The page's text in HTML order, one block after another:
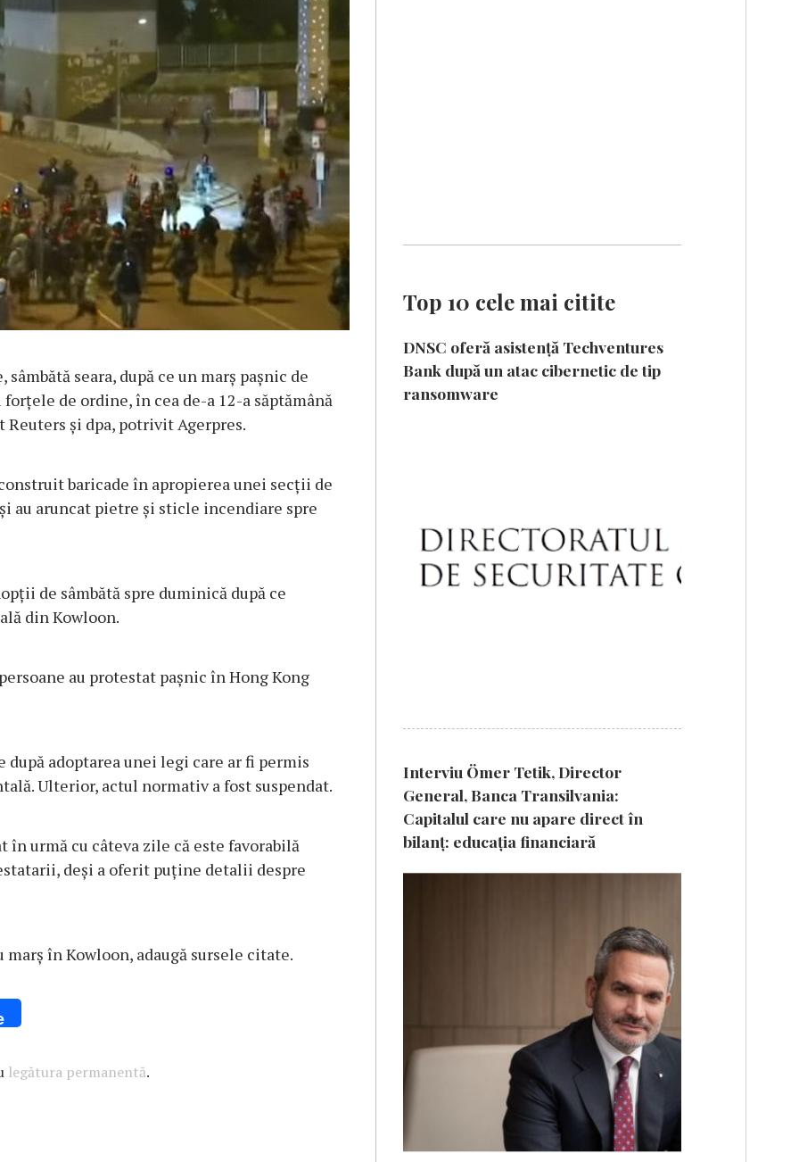
seara, după ce un marş paşnic de
de ordine, în cea de-a 12-a săptămână
şi dpa, potrivit Agerpres.
baricade în apropierea unei secţii de
aruncat pietre şi sticle incendiare spre
de sâmbătă spre duminică după ce
din Kowloon.
au protestat paşnic în Hong Kong
adoptarea unei legi care ar fi permis
Ulterior, actul normativ a fost suspendat.
urmă cu câteva zile că este favorabilă
deşi a oferit puţine detalii despre
în Kowloon, adaugă sursele citate.
legătura permanentă.
Top 10 cele mai citite
DNSC oferă asistență Techventures
Bank după un atac cibernetic de tip
ransomware
Interviu Ömer Tetik, Director
General, Banca Transilvania:
Capitalul care nu apare direct în
bilanț: educația financiară